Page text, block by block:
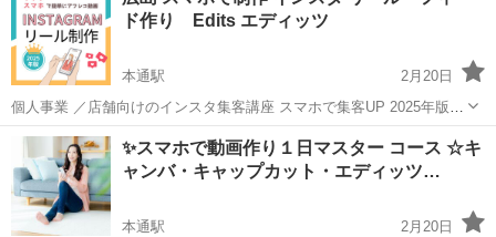
ツバチの基本的な知...ド作り Edits エディッツ
本通駅
2月20日
個人事業 ／店舗向けのインスタ集客講座 スマホで集客UP 2025年版
リール作りや、フィード作りまで、事業所の売り上げアップの 教室で
いる...
広島 広島市 その他 リール
✨スマホで動画作り１日マスター コース ☆キ
ャンバ・キャップカット・エディッツ…
本通駅
2月20日